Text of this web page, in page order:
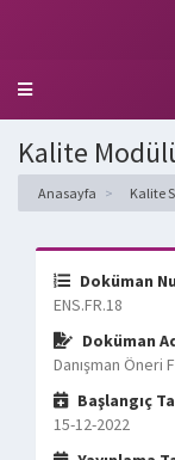
Toggle
Kalite
Anasayfa Kalite
Doküman
ENS.FR.18
Doküman
Danışman Öneri
Başlangıç
15-12-2022